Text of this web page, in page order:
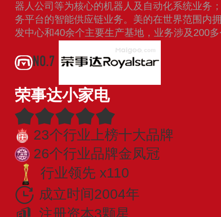
器人公司等为核心的机器人及自动化系统业务
务平台的智能供应链业务。美的在世界范围内
发中心和40余个主要生产基地，业务涉及200
NO.7
荣事达小家电
23个行业上榜十大品牌
26个行业品牌金凤冠
行业领先 x110
成立时间2004年
注册资本3颗星